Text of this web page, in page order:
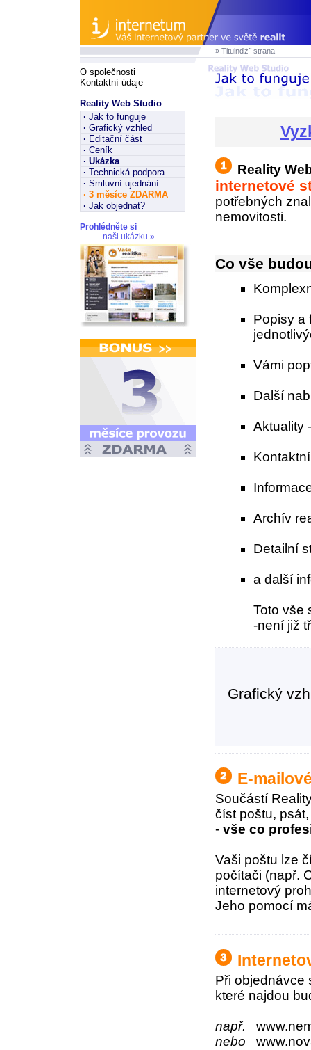
» Titulnďż˝ strana
O společnosti
Kontaktní údaje
Reality Web Studio
· Jak to funguje
· Grafický vzhled
· Editační část
· Ceník
· Ukázka
· Technická podpora
· Smluvní ujednání
· 3 měsíce ZDARMA
· Jak objednat?
Prohlédněte si
naši ukázku »
Reality
internetové
potřebných
nemovitosti.
Co vše
Popisy a
Vámi
Další
Aktuality
Archív
Detailní
a další
Toto vše
-není již
Grafický
E-
Součástí
číst poštu,
- vše co
Vaši poštu lze
počítači (např.
internetový
Jeho pomocí
Při objednávce
které najdou
např.
nebo